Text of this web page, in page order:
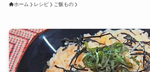
ホーム レシピ ご飯もの